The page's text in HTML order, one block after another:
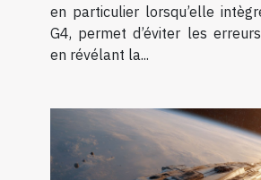
en particulier lorsqu’elle
G4, permet d’éviter les
en révélant la...